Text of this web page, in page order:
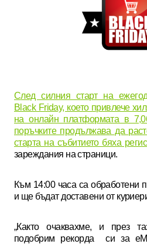
След силния старт на ежегодното събитие eMAG.bg
Black Friday, което привлече
на онлайн платформата в
поръчките продължава да
старта на събитието бяха
зареждания на страници.
Към 14:00 часа са обработени
и ще бъдат доставени от
„Както очаквахме, и през
подобрим рекорда си за